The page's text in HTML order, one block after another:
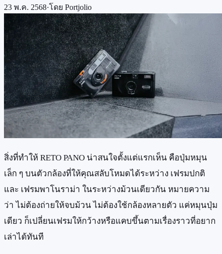
23 พ.ค. 2568·โดย Portjolio
สิ่งที่ทำให้ RETO PANO น่าสนใจตั้งแต่แรกเห็น คือปุ่มหมุน
เล็ก ๆ บนตัวกล้องที่ให้คุณสลับโหมดได้ระหว่าง เฟรมปกติ
และ เฟรมพาโนราม่า ในระหว่างม้วนเดียวกัน หมายความ
ว่า ไม่ต้องถ่ายให้จบม้วน ไม่ต้องใช้กล้องหลายตัว แค่หมุนปุ่ม
เดียว ก็เปลี่ยนเฟรมให้กว้างหรือแคบขึ้นตามเรื่องราวที่อยาก
เล่าได้ทันที